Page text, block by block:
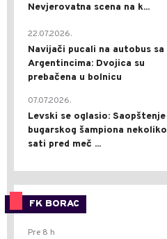
Nevjerovatna scena na k...
22.07.2026.
Navijači pucali na autobus sa
Argentincima: Dvojica su
prebačena u bolnicu
07.07.2026.
Levski se oglasio: Saopštenje
bugarskog šampiona nekoliko
sati pred meč ...
FK BORAC
Pre 8 h